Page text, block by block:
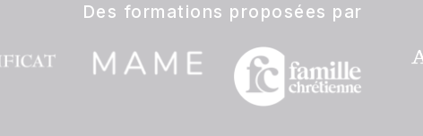
Des formations proposées par